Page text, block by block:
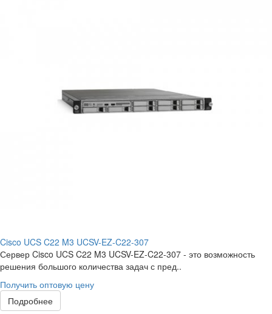
Cisco UCS C22 M3 UCSV-EZ-C22-307
Сервер Cisco UCS C22 M3 UCSV-EZ-C22-307 - это возможность
решения большого количества задач с пред..
Получить оптовую цену
Подробнее